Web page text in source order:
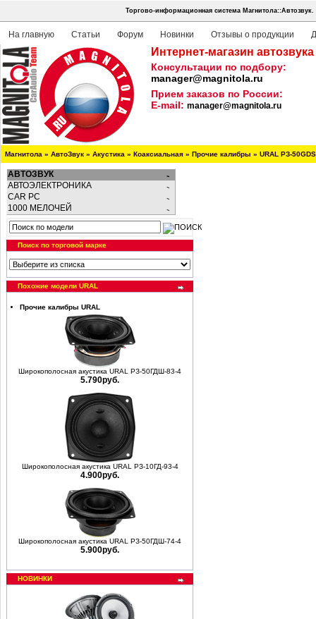
Торгово-информационная система Магнитола::Автозвук.
На главную Статьи Форум Новинки Отзывы о продукции
Интернет-магазин
Консультации по подбору:
manager@magnitola.ru
Прием заказов по России:
E-mail: manager@magnitola.ru
Магнитола » АвтоЗвук » Акустика » Коаксиальная » Прочие калибры » URAL PЗ-
АВТОЗВУК
АВТОЭЛЕКТРОНИКА
CAR PC
1000 МЕЛОЧЕЙ
Поиск по торговой марке
Похожие модели URAL
Прочие калибры URAL
Широкополосная акустика URAL РЗ-50ГДШ-83-4
5.790руб.
Широкополосная акустика URAL РЗ-10ГД-93-4
4.900руб.
Широкополосная акустика URAL РЗ-50ГДШ-74-4
5.900руб.
НОВИНКИ